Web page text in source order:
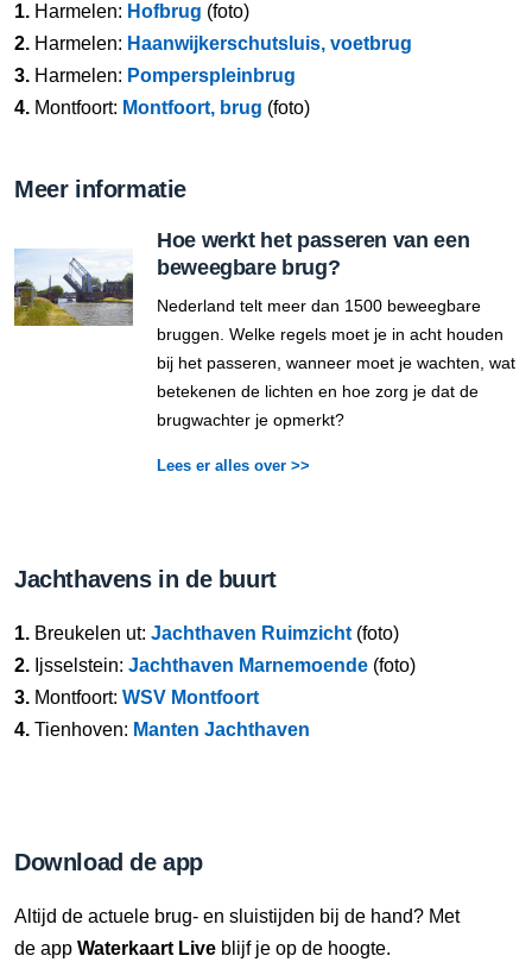
1. Harmelen: Hofbrug (foto)
2. Harmelen: Haanwijkerschutsluis, voetbrug
3. Harmelen: Pomperspleinbrug
4. Montfoort: Montfoort, brug (foto)
Meer informatie
Hoe werkt het passeren van een
beweegbare brug?
Nederland telt meer dan 1500 beweegbare
bruggen. Welke regels moet je in acht houden
bij het passeren, wanneer moet je wachten, wat
betekenen de lichten en hoe zorg je dat de
brugwachter je opmerkt?
Lees er alles over >>
Jachthavens in de buurt
1. Breukelen ut: Jachthaven Ruimzicht (foto)
2. Ijsselstein: Jachthaven Marnemoende (foto)
3. Montfoort: WSV Montfoort
4. Tienhoven: Manten Jachthaven
Download de app
Altijd de actuele brug- en sluistijden bij de hand? Met
de app Waterkaart Live blijf je op de hoogte.